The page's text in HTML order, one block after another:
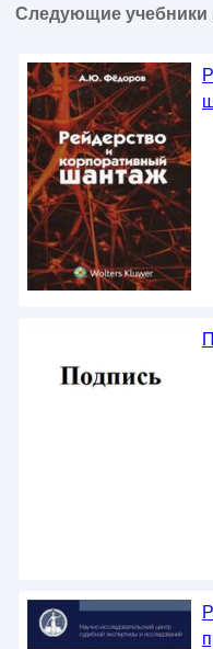
Следующие учебники